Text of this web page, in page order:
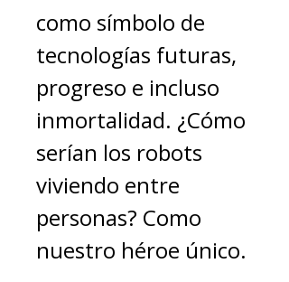
como símbolo de
tecnologías futuras,
progreso e incluso
inmortalidad. ¿Cómo
serían los robots
viviendo entre
personas? Como
nuestro héroe único.